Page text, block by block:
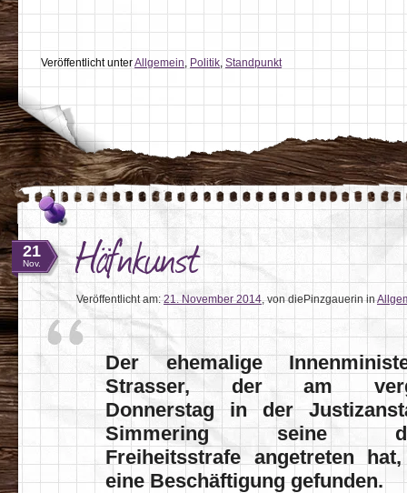
Veröffentlicht unterAllgemein, Politik, Standpunkt
21
Nov. Häfnkunst
Veröffentlicht am:21. November 2014,von diePinzgauerinin
Der ehemalige
Strasser, der am
Donnerstag in der
Simmering seine
Freiheitsstrafe angetreten
eine Beschäftigung gefunden.